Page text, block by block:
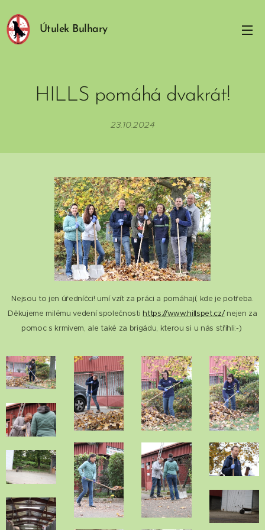
Útulek Bulhary
HILLS pomáhá dvakrát!
23.10.2024
Nejsou to jen úředníčci! umí vzít za práci a pomáhají, kde je potřeba.
Děkujeme milému vedení společnosti https://www.hillspet.cz/nejen za
pomoc s krmivem, ale také za brigádu, kterou si u nás střihli:-)